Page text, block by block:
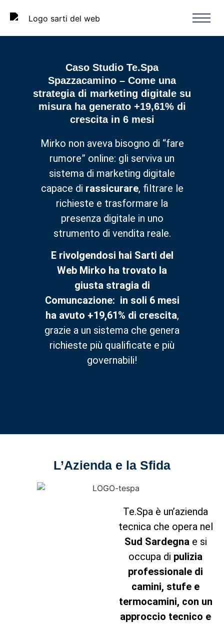
Caso Studio Te.Spa
Spazzacamino – Come una
strategia di marketing digitale su
misura ha generato +19,61% di
crescita in 6 mesi
Mirko non aveva bisogno di “fare
rumore” online: gli serviva un
sistema di marketing digitale
capace di rassicurare, filtrare le
richieste e trasformare la
presenza digitale in uno
strumento di vendita reale.
E rivolgendosi hai Sarti del
Web Mirko ha trovato la
giusta stragia di
Comuncazione: in soli 6 mesi
ha avuto +19,61% di crescita,
grazie a un sistema che genera
richieste più qualificate e più
governabili!
L’Azienda e la Sfida
Te.Spa è un’azienda
tecnica che opera nel
Sud Sardegnae si
occupa di pulizia
professionale di
camini, stufe e
termocamini, con un
approccio tecnico e